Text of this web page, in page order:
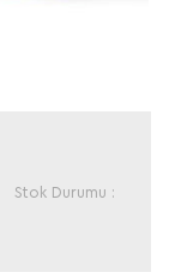
Stok Durumu :